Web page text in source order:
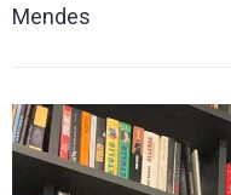
Mendes